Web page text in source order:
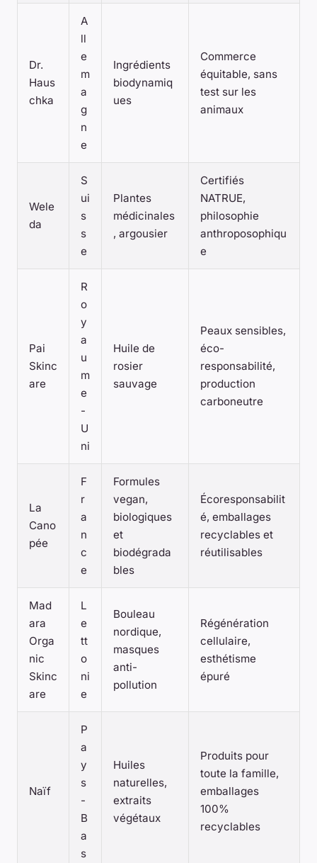
Dr.
Haus
chka
A
ll
e
m
a
g
n
e
Ingrédients
biodynamiq
ues
Commerce
équitable, sans
test sur les
animaux
Wele
da
S
ui
s
s
e
Plantes
médicinales
, argousier
Certifiés
NATRUE,
philosophie
anthroposophiqu
e
Pai
Skinc
are
R
o
y
a
u
m
e
-
U
ni
Huile de
rosier
sauvage
Peaux sensibles,
éco-
responsabilité,
production
carboneutre
La
Cano
pée
F
r
a
n
c
e
Formules
vegan,
biologiques
et
biodégrada
bles
Écoresponsabilit
é, emballages
recyclables et
réutilisables
Mad
ara
Orga
nic
Skinc
are
L
e
tt
o
ni
e
Bouleau
nordique,
masques
anti-
pollution
Régénération
cellulaire,
esthétisme
épuré
Naïf
P
a
y
s
-
B
a
s
Huiles
naturelles,
extraits
végétaux
Produits pour
toute la famille,
emballages
100%
recyclables